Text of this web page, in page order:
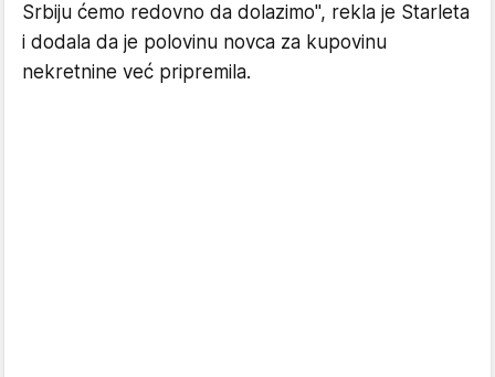
Srbiju ćemo redovno da dolazimo", rekla je Starleta
i dodala da je polovinu novca za kupovinu
nekretnine već pripremila.